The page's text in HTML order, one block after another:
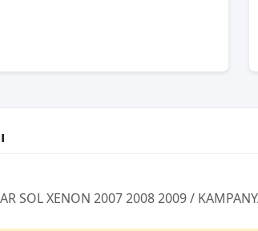
SOL XENON 2007 2008 2009 /